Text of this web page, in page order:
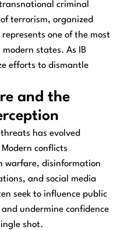
criminal
terrorism, organized
one of the most
states. As IB
efforts to dismantle
and the
has evolved
conflicts
warfare, disinformation
and social media
seek to influence public
undermine confidence
shot.